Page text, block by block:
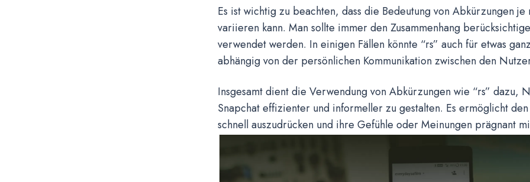
Es ist wichtig zu beachten, dass die Bedeutung von Abkürzungen je
variieren kann. Man sollte immer den Zusammenhang
verwendet werden. In einigen Fällen könnte “rs” auch für etwas
abhängig von der persönlichen Kommunikation zwischen den
Insgesamt dient die Verwendung von Abkürzungen wie “rs” dazu,
Snapchat effizienter und informeller zu gestalten. Es ermöglicht
schnell auszudrücken und ihre Gefühle oder Meinungen prägnant